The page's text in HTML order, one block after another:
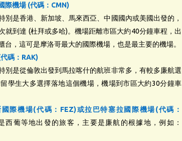
際機場 (代碼：CMN)
別是香港、新加坡、馬來西亞、中國國內或美國出發的，
就到達 (杜拜或多哈)。機場距離市區大約40分鐘車程，出
台，這可是摩洛哥最大的國際機場，也是最主要的機場。
碼：RAK)
別是從倫敦出發到馬拉喀什的航班非常多，有較多廉航選
學生大多選擇落地這個機場，機場到市區大約30分鐘車
際機場(代碼：FEZ)或拉巴特塞拉國際機場(代碼：
西葡等地出發的旅客，主要是廉航的根據地，例如：